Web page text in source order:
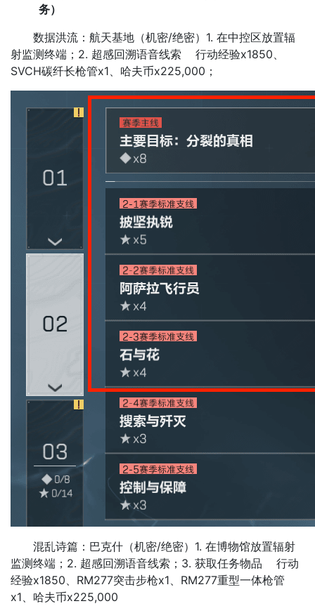
务）
数据洪流：航天基地（机密/绝密）1. 在中控区放置辐
射监测终端；2. 超感回溯语音线索 行动经验x1850、
SVCH碳纤长枪管x1、哈夫币x225,000；
混乱诗篇：巴克什（机密/绝密）1. 在博物馆放置辐射
监测终端；2. 超感回溯语音线索；3. 获取任务物品 行动
经验x1850、RM277突击步枪x1、RM277重型一体枪管
x1、哈夫币x225,000